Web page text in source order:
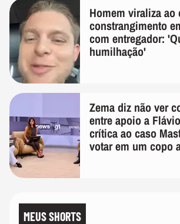
Homem viraliza ao
constrangimento
com entregador:
humilhação'
Zema diz não ver
entre apoio a
crítica ao caso
votar em um copo
MEUS SHORTS